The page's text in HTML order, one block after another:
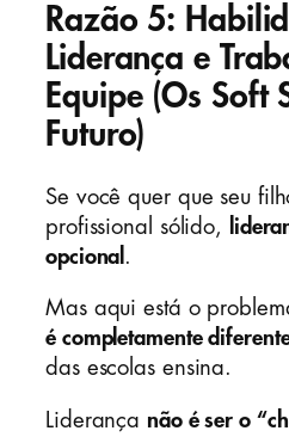
Razão 5:
Liderança e
Equipe (Os Soft
Futuro)
Se você quer que seu
profissional sólido,
opcional
Mas aqui está o
é completamente
das escolas ensina.
Liderança não é ser o